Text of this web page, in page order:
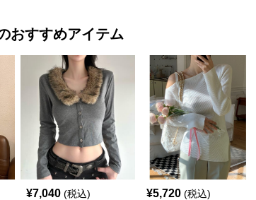
おすすめアイテム
¥7,040 (税込) ¥5,720 (税込)